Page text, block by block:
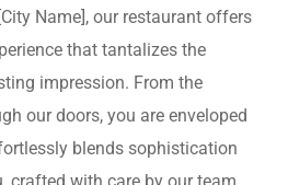
Name], our restaurant offers
that tantalizes the
impression. From the
our doors, you are enveloped
blends sophistication
crafted with care by our team